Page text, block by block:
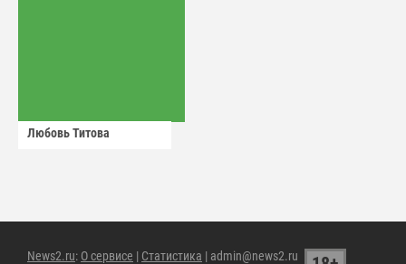
Любовь Титова
News2.ru: О сервисе | Статистика | admin@news2.ru